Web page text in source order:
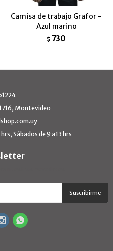
Camisa de trabajo Grafor -
Azul marino
$ 730
Montevideo
Sábados de 9 a 13 hrs
Suscribirme
